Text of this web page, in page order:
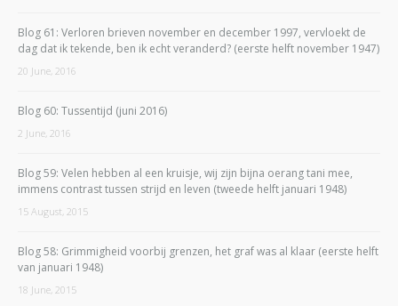
Blog 61: Verloren brieven november en december 1997, vervloekt de
dag dat ik tekende, ben ik echt veranderd? (eerste helft november 1947)
20 June, 2016
Blog 60: Tussentijd (juni 2016)
2 June, 2016
Blog 59: Velen hebben al een kruisje, wij zijn bijna oerang tani mee,
immens contrast tussen strijd en leven (tweede helft januari 1948)
15 August, 2015
Blog 58: Grimmigheid voorbij grenzen, het graf was al klaar (eerste helft
van januari 1948)
18 June, 2015